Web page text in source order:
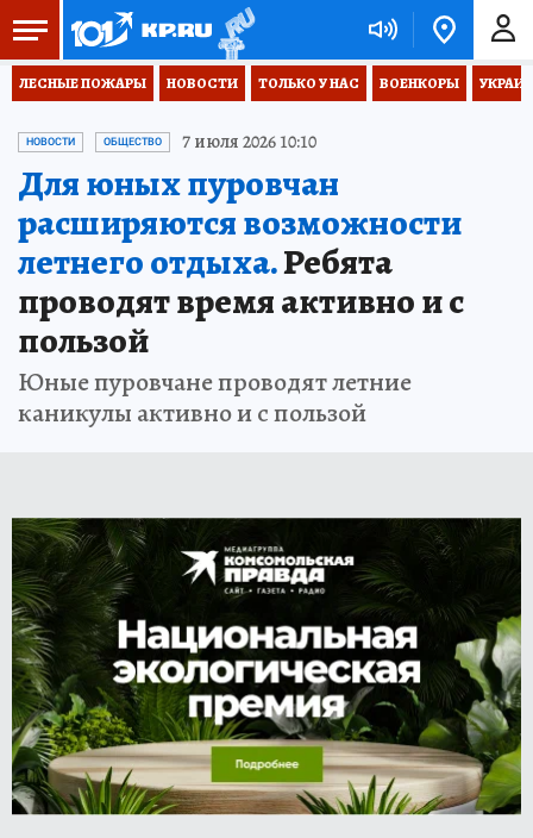
ЛЕСНЫЕ ПОЖАРЫ НОВОСТИ ТОЛЬКО У НАС ВОЕНКОРЫ
НОВОСТИ ОБЩЕСТВО 7 июля 2026 10:10
Для юных пуровчан
расширяются возможности
летнего отдыха.Ребята
проводят время активно и с
пользой
Юные пуровчане проводят летние
каникулы активно и с пользой